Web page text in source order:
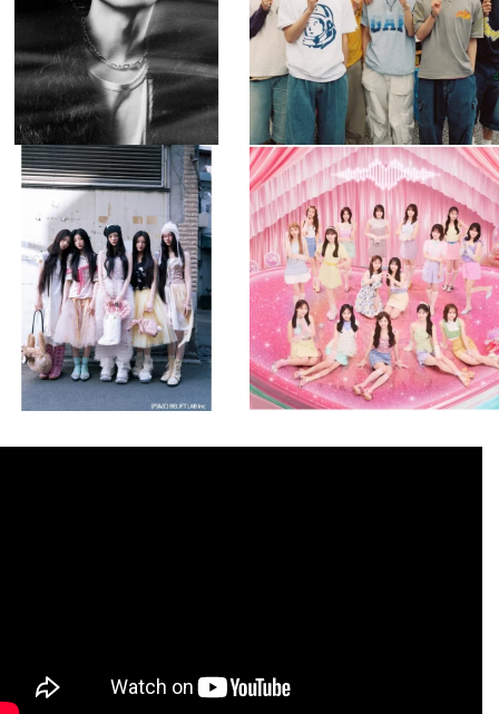
musicjapantv
💡8月特番放送決定！
8月 4
2 0
musicjapantv
💡8月特番放送決定！
...
8月 4
2 0